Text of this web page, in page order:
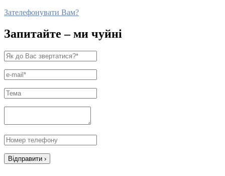
Зателефонувати Вам?
Запитайте – ми чуйні